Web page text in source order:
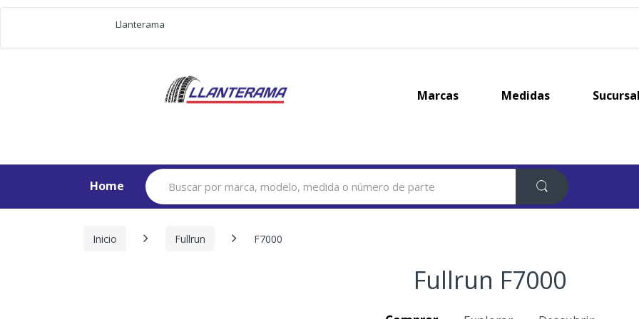
Llanterama
Marcas Medidas
Home
Search
for:
Inicio Fullrun F7000
Fullrun F7000